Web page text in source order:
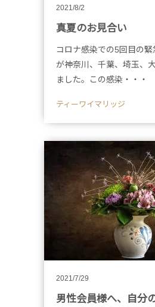
2021/8/2
真夏のお見合い
コロナ感染での5回目の
が神奈川、千葉、埼玉、
ました。この感染・・・
ティーワイマリッジ
2021/7/29
男性会員様へ、自分